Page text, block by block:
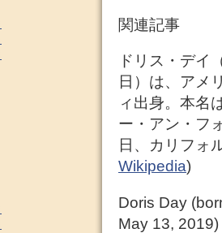
関連記事
ドリス・デイ
日）は、アメ
ィ出身。本名
ー・アン・フ
日、カリフォ
Wikipedia)
Doris Day
May 13,